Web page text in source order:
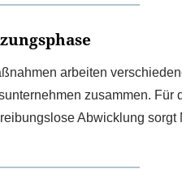
arbeiten
zusammen. Für
Abwicklung sorgt